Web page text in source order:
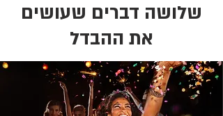
שלושה דברים שעושים
את ההבדל